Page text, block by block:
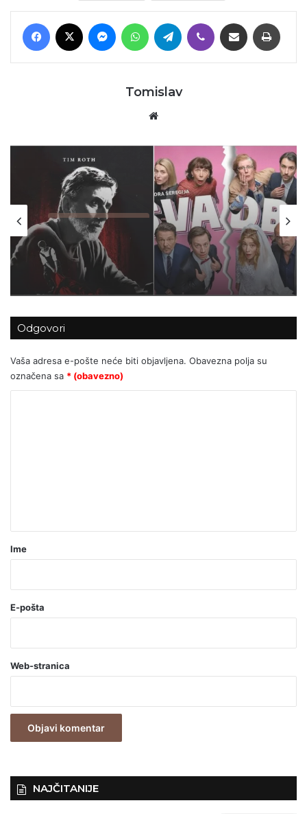
Facebook MessengerWhatsAppTelegram Viber Podijeli putem E-maila
Tomislav
Kolumne i komentari
06/07/2026
Za Sedlarov ‘Vukovar’ nula, a ‘Svadbi’
stotine tisuća eura?
Odgovori
Vaša adresa e-pošte neće biti objavljena. Obavezna polja su
označena sa * (obavezno)
r
o
a
v
z
Ime
E-pošta
Web-stranica
NAJČITANIJE